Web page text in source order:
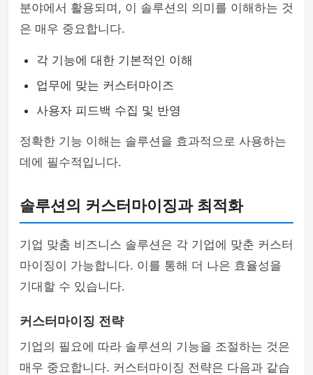
분야에서 활용되며, 이 솔루션의 의미를 이해하는 것
은 매우 중요합니다.
각 기능에 대한 기본적인 이해
업무에 맞는 커스터마이즈
사용자 피드백 수집 및 반영
정확한 기능 이해는 솔루션을 효과적으로 사용하는
데에 필수적입니다.
솔루션의 커스터마이징과 최적화
기업 맞춤 비즈니스 솔루션은 각 기업에 맞춘 커스터
마이징이 가능합니다. 이를 통해 더 나은 효율성을
기대할 수 있습니다.
커스터마이징 전략
기업의 필요에 따라 솔루션의 기능을 조절하는 것은
매우 중요합니다. 커스터마이징 전략은 다음과 같습